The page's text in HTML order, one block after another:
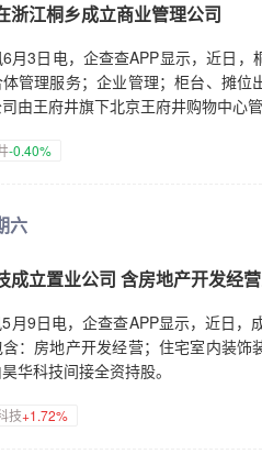
浙江桐乡成立商业管理公司
月3日电，企查查APP显示，近日
管理服务；企业管理；柜台、摊
由王府井旗下北京王府井购物中心
-0.40%
六
成立置业公司 含房地产开发经
月9日电，企查查APP显示，近日
：房地产开发经营；住宅室内装
华科技间接全资持股。
技+1.72%